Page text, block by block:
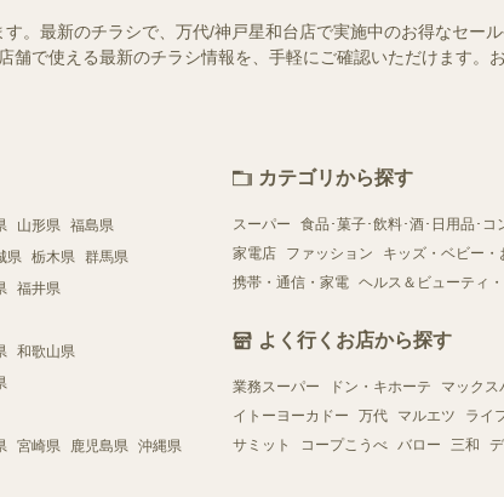
。最新のチラシで、万代/神戸星和台店で実施中のお得なセー
舗で使える最新のチラシ情報を、手軽にご確認いただけます。
山形県 福島県
県 栃木県 群馬県
福井県
和歌山県
宮崎県 鹿児島県 沖縄県
カテゴリから探す
スーパー
食品･菓子･飲料･酒･日用品･コ
家電店
ファッション
キッズ・ベビー・
携帯・通信・家電 ヘルス＆ビューティ
よく行くお店から探す
業務スーパー ドン・キホーテ
マックス
イトーヨーカドー
万代 マルエツ
ライ
サミット
コープこうべ バロー 三和